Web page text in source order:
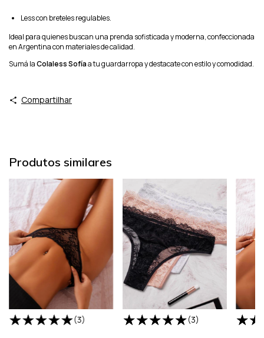
Less con breteles regulables.
Ideal para quienes buscan una prenda sofisticada y moderna, confeccionada
en Argentina con materiales de calidad.
Sumá laColaless Sofíaa tu guardarropa y destacate con estilo y comodidad.
Compartilhar
Produtos similares
(3) (3)